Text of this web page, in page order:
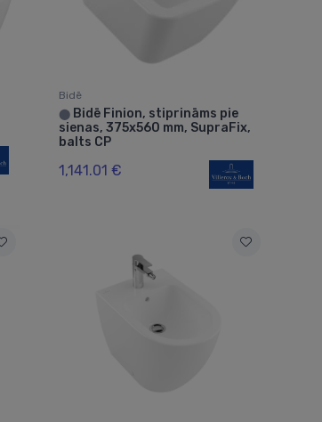
Bidē
⬤Bidē Finion, stiprināms pie
sienas, 375x560 mm, SupraFix,
balts CP
1,141.01 €